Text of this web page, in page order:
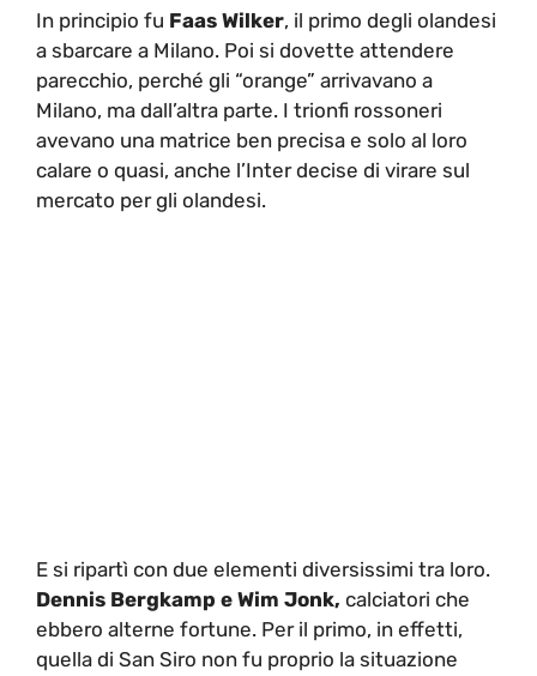
In principio fu Faas Wilker, il primo degli olandesi
a sbarcare a Milano. Poi si dovette attendere
parecchio, perché gli “orange” arrivavano a
Milano, ma dall’altra parte. I trionfi rossoneri
avevano una matrice ben precisa e solo al loro
calare o quasi, anche l’Inter decise di virare sul
mercato per gli olandesi.
E si ripartì con due elementi diversissimi tra loro.
Dennis Bergkamp e Wim Jonk, calciatori che
ebbero alterne fortune. Per il primo, in effetti,
quella di San Siro non fu proprio la situazione